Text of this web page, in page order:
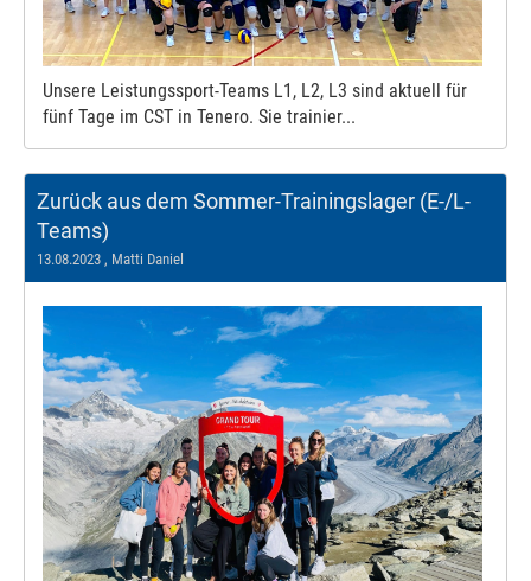
Unsere Leistungssport-Teams L1, L2, L3 sind aktuell für
fünf Tage im CST in Tenero. Sie trainier...
Zurück aus dem Sommer-Trainingslager (E-/L-
Teams)
13.08.2023 , Matti Daniel